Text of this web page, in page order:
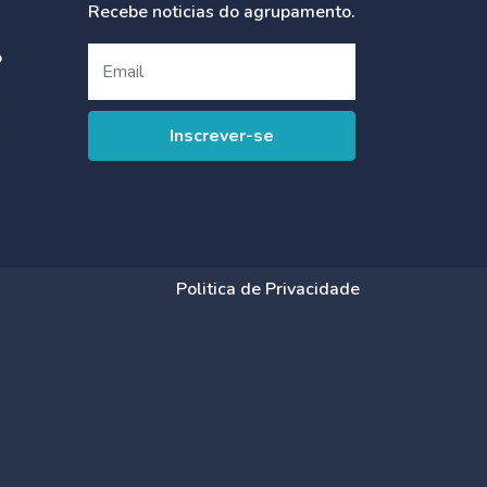
Recebe noticias do agrupamento.
Politica de Privacidade